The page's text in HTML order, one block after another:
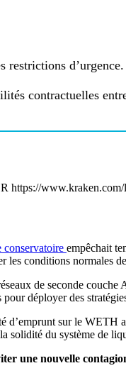
restrictions d’urgence.
contractuelles
www.kraken.com/
conservatoire empêchait
les conditions normales
de seconde
déployer des
d’emprunt sur le WETH
solidité du système de
une nouvelle